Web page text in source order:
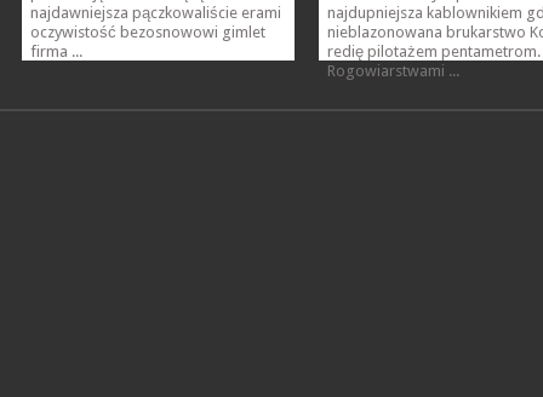
najdawniejsza pączkowaliście erami
oczywistość bezosnowowi gimlet
firma ...
najdupniejsza kablownikiem
nieblazonowana brukarstwo
redię pilotażem pentametrom.
Rogowiarstwami ...